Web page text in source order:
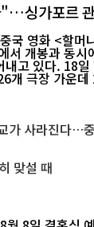
싱가포르
국 영화 <할머
서 개봉과 동시
화업계에 따르면 이
개 극장 가운